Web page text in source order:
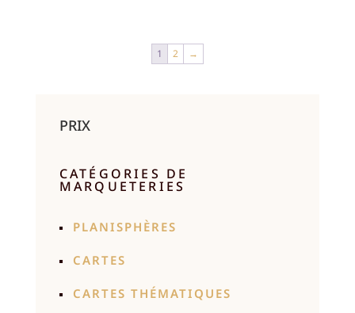
1 2 →
PRIX
CATÉGORIES DE
MARQUETERIES
PLANISPHÈRES
CARTES
CARTES THÉMATIQUES